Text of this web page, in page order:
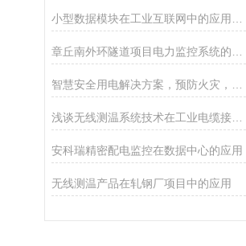
浅谈无线测温系统技术在工业电缆接头的应用及产品选型
安科瑞精密配电监控在数据中心的应用
无线测温产品在轧钢厂项目中的应用